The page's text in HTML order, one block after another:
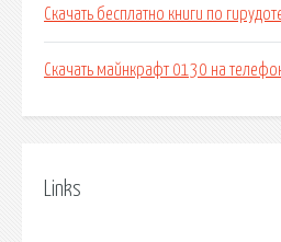
Скачать бесплатно книги по
Скачать майнкрафт 0130 на
Links